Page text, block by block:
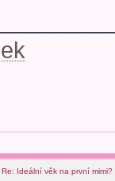
Re: Ideální věk na první mimi?